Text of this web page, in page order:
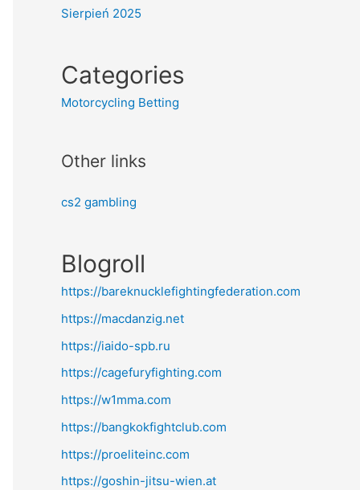
Sierpień 2025
Categories
Motorcycling Betting
Other links
cs2 gambling
Blogroll
https://bareknucklefightingfederation.com
https://macdanzig.net
https://iaido-spb.ru
https://cagefuryfighting.com
https://w1mma.com
https://bangkokfightclub.com
https://proeliteinc.com
https://goshin-jitsu-wien.at